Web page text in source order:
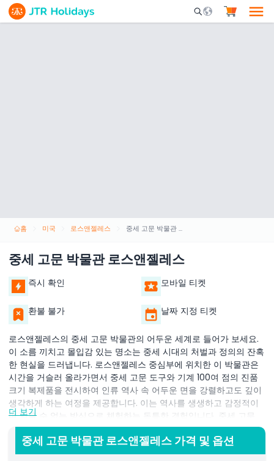
Mobile Search
홈 미국 로스앤젤레스 중세 고문 박물관 로스앤젤레스
중세 고문 박물관 로스앤젤레스
즉시 확인 모바일 티켓
환불 불가 날짜 지정 티켓
로스앤젤레스의 중세 고문 박물관의 어두운 세계로 들어가 보세요.
이 소름 끼치고 몰입감 있는 명소는 중세 시대의 처벌과 정의의 잔혹
한 현실을 드러냅니다. 로스앤젤레스 중심부에 위치한 이 박물관은
시간을 거슬러 올라가면서 중세 고문 도구와 기계 100여 점의 진품
크기 복제품을 전시하여 인류 역사 속 어두운 면을 강렬하고도 깊이
생각하게 하는 여정을 제공합니다. 이는 역사를 생생하고 감정적이
며 잊을 수 없는 방식으로 체험하는 독특한 경험입니다. 중세 고문
박물관을 탐험하는 동안 각 전시품은 고문이 어떻게 두려움을 심어
주고 통제력을 유지하며 자백을 강요하는 데 사용되었는지를 세밀하
게 묘사하도록 설계되었습니다. 방문객들은 수 세기 전 죄수들이 겪
더 보기
중세 고문 박물관 로스앤젤레스 가격 및 옵션